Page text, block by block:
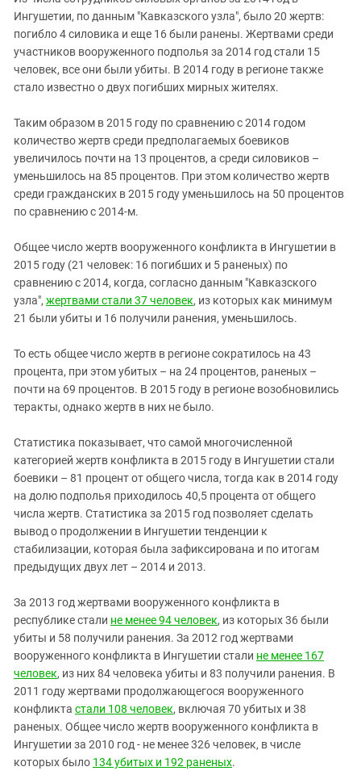
Ингушетии, по данным "Кавказского узла", было 20 жертв:
погибло 4 силовика и еще 16 были ранены. Жертвами среди
участников вооруженного подполья за 2014 год стали 15
человек, все они были убиты. В 2014 году в регионе также
стало известно о двух погибших мирных жителях.
Таким образом в 2015 году по сравнению с 2014 годом
количество жертв среди предполагаемых боевиков
увеличилось почти на 13 процентов, а среди силовиков –
уменьшилось на 85 процентов. При этом количество жертв
среди гражданских в 2015 году уменьшилось на 50 процентов
по сравнению с 2014-м.
Общее число жертв вооруженного конфликта в Ингушетии в
2015 году (21 человек: 16 погибших и 5 раненых) по
сравнению с 2014, когда, согласно данным "Кавказского
узла", жертвами стали 37 человек, из которых как минимум
21 были убиты и 16 получили ранения, уменьшилось.
То есть общее число жертв в регионе сократилось на 43
процента, при этом убитых – на 24 процентов, раненых –
почти на 69 процентов. В 2015 году в регионе возобновились
теракты, однако жертв в них не было.
Статистика показывает, что самой многочисленной
категорией жертв конфликта в 2015 году в Ингушетии стали
боевики – 81 процент от общего числа, тогда как в 2014 году
на долю подполья приходилось 40,5 процента от общего
числа жертв. Статистика за 2015 год позволяет сделать
вывод о продолжении в Ингушетии тенденции к
стабилизации, которая была зафиксирована и по итогам
предыдущих двух лет – 2014 и 2013.
За 2013 год жертвами вооруженного конфликта в
республике стали не менее 94 человек, из которых 36 были
убиты и 58 получили ранения. За 2012 год жертвами
вооруженного конфликта в Ингушетии стали не менее 167
человек, из них 84 человека убиты и 83 получили ранения. В
2011 году жертвами продолжающегося вооруженного
конфликта стали 108 человек, включая 70 убитых и 38
раненых. Общее число жертв вооруженного конфликта в
Ингушетии за 2010 год - не менее 326 человек, в числе
которых было 134 убитых и 192 раненых.